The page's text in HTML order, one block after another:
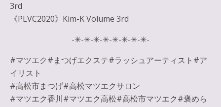
3rd
《PLVC2020》Kim-K Volume 3rd
-✳︎-✳︎-✳︎-✳︎-✳︎-✳︎-✳︎-✳︎-
#マツエク#まつげエクステ#ラッシュアーティスト#ア
イリスト
#高松市まつげ#高松マツエクサロン
#マツエク香川#マツエク高松#高松市マツエク#褒めら